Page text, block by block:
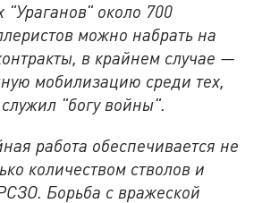
"Ураганов" около 700
можно набрать на
в крайнем случае —
мобилизацию среди тех,
"богу войны".
работа обеспечивается не
количеством стволов и
Борьба с вражеской